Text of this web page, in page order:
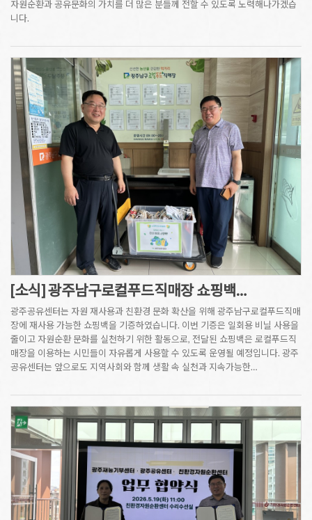
자원순환과 공유문화의 가치를 더 많은 분들께 전할 수 있도록 노력해나가겠습
니다.
[소식] 광주남구로컬푸드직매장 쇼핑백…
광주공유센터는 자원 재사용과 친환경 문화 확산을 위해 광주남구로컬푸드직매
장에 재사용 가능한 쇼핑백을 기증하였습니다. 이번 기증은 일회용 비닐 사용을
줄이고 자원순환 문화를 실천하기 위한 활동으로, 전달된 쇼핑백은 로컬푸드직
매장을 이용하는 시민들이 자유롭게 사용할 수 있도록 운영될 예정입니다. 광주
공유센터는 앞으로도 지역사회와 함께 생활 속 실천과 지속가능한…